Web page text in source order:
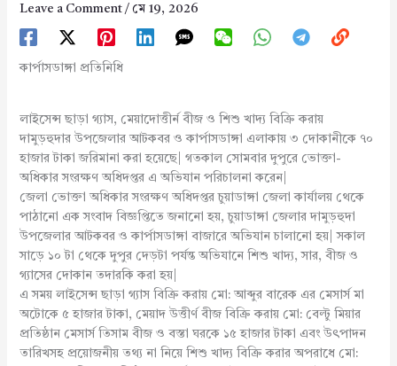
Leave a Comment / মে 19, 2026
কার্পাসডাঙ্গা প্রতিনিধি
লাইসেন্স ছাড়া গ্যাস, মেয়াদোত্তীর্ন বীজ ও শিশু খাদ্য বিক্রি করায়
দামুড়হুদার উপজেলার আটকবর ও কার্পাসডাঙ্গা এলাকায় ৩ দোকানীকে ৭০
হাজার টাকা জরিমানা করা হয়েছে| গতকাল সোমবার দুপুরে ভোক্তা-
অধিকার সংরক্ষণ অধিদপ্তর এ অভিযান পরিচালনা করেন|
জেলা ভোক্তা অধিকার সংরক্ষণ অধিদপ্তর চুয়াডাঙ্গা জেলা কার্যালয় থেকে
পাঠানো এক সংবাদ বিজ্ঞপ্তিতে জনানো হয়, চুয়াডাঙ্গা জেলার দামুড়হুদা
উপজেলার আটকবর ও কার্পাসডাঙ্গা বাজারে অভিযান চালানো হয়| সকাল
সাড়ে ১০ টা থেকে দুপুর দেড়টা পর্যন্ত অভিযানে শিশু খাদ্য, সার, বীজ ও
গ্যাসের দোকান তদারকি করা হয়|
এ সময় লাইসেন্স ছাড়া গ্যাস বিক্রি করায় মো: আব্দুর বারেক এর মেসার্স মা
অটোকে ৫ হাজার টাকা, মেয়াদ উত্তীর্ণ বীজ বিক্রি করায় মো: বেল্টু মিয়ার
প্রতিষ্ঠান মেসার্স তিসাম বীজ ও বস্তা ঘরকে ১৫ হাজার টাকা এবং উৎপাদন
তারিখসহ প্রয়োজনীয় তথ্য না নিয়ে শিশু খাদ্য বিক্রি করার অপরাধে মো: